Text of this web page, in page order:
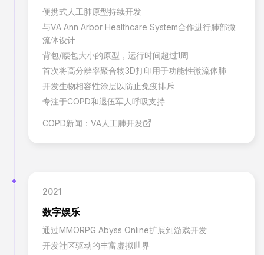
便携式人工肺原型持续开发
与VA Ann Arbor Healthcare System合作进行肺部微
流体设计
背包/腰包大小的原型，运行时间超过1周
首次将高分辨率聚合物3D打印用于功能性微流体肺
开发生物相容性涂层以防止免疫排斥
专注于COPD和退伍军人呼吸支持
COPD新闻：VA人工肺开发
2021
数字娱乐
通过MMORPG Abyss Online扩展到游戏开发
开发社区驱动的丰富虚拟世界